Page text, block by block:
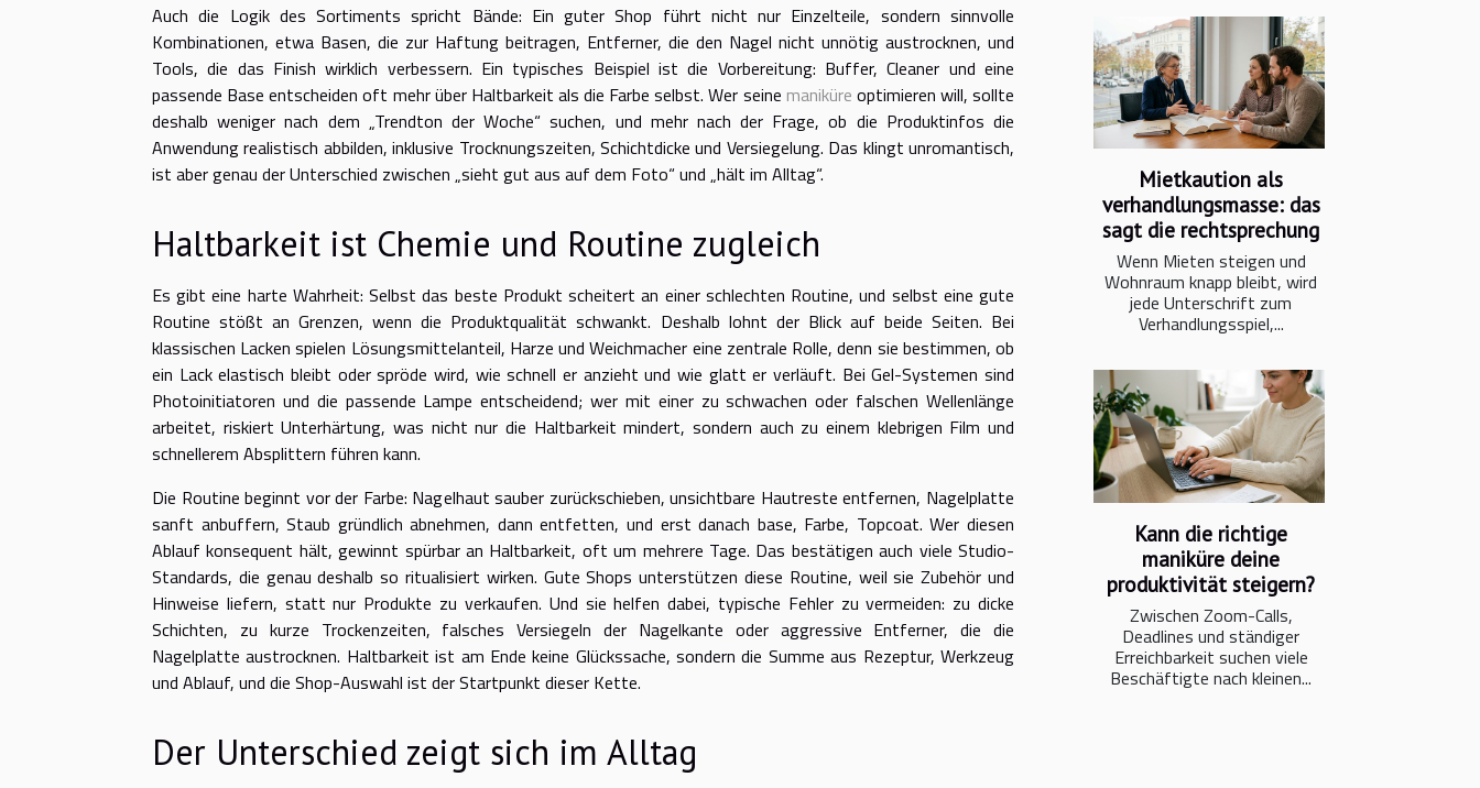
Auch die Logik des Sortiments spricht Bände: Ein guter Shop führt nicht nur Einzelteile, sondern sinnvolle
Kombinationen, etwa Basen, die zur Haftung beitragen, Entferner, die den Nagel nicht unnötig austrocknen, und
Tools, die das Finish wirklich verbessern. Ein typisches Beispiel ist die Vorbereitung: Buffer, Cleaner und eine
passende Base entscheiden oft mehr über Haltbarkeit als die Farbe selbst. Wer seine maniküre optimieren will, sollte
deshalb weniger nach dem „Trendton der Woche“ suchen, und mehr nach der Frage, ob die Produktinfos die
Anwendung realistisch abbilden, inklusive Trocknungszeiten, Schichtdicke und Versiegelung. Das klingt unromantisch,
ist aber genau der Unterschied zwischen „sieht gut aus auf dem Foto“ und „hält im Alltag“.
Haltbarkeit ist Chemie und Routine zugleich
Es gibt eine harte Wahrheit: Selbst das beste Produkt scheitert an einer schlechten Routine, und selbst eine gute
Routine stößt an Grenzen, wenn die Produktqualität schwankt. Deshalb lohnt der Blick auf beide Seiten. Bei
klassischen Lacken spielen Lösungsmittelanteil, Harze und Weichmacher eine zentrale Rolle, denn sie bestimmen, ob
ein Lack elastisch bleibt oder spröde wird, wie schnell er anzieht und wie glatt er verläuft. Bei Gel-Systemen sind
Photoinitiatoren und die passende Lampe entscheidend; wer mit einer zu schwachen oder falschen Wellenlänge
arbeitet, riskiert Unterhärtung, was nicht nur die Haltbarkeit mindert, sondern auch zu einem klebrigen Film und
schnellerem Absplittern führen kann.
Die Routine beginnt vor der Farbe: Nagelhaut sauber zurückschieben, unsichtbare Hautreste entfernen, Nagelplatte
sanft anbuffern, Staub gründlich abnehmen, dann entfetten, und erst danach base, Farbe, Topcoat. Wer diesen
Ablauf konsequent hält, gewinnt spürbar an Haltbarkeit, oft um mehrere Tage. Das bestätigen auch viele Studio-
Standards, die genau deshalb so ritualisiert wirken. Gute Shops unterstützen diese Routine, weil sie Zubehör und
Hinweise liefern, statt nur Produkte zu verkaufen. Und sie helfen dabei, typische Fehler zu vermeiden: zu dicke
Schichten, zu kurze Trockenzeiten, falsches Versiegeln der Nagelkante oder aggressive Entferner, die die
Nagelplatte austrocknen. Haltbarkeit ist am Ende keine Glückssache, sondern die Summe aus Rezeptur, Werkzeug
und Ablauf, und die Shop-Auswahl ist der Startpunkt dieser Kette.
Der Unterschied zeigt sich im Alltag
Mietkaution als
verhandlungsmasse: das
sagt die rechtsprechung
Wenn Mieten steigen und
Wohnraum knapp bleibt, wird
jede Unterschrift zum
Verhandlungsspiel,...
Kann die richtige
maniküre deine
produktivität steigern?
Zwischen Zoom-Calls,
Deadlines und ständiger
Erreichbarkeit suchen viele
Beschäftigte nach kleinen...